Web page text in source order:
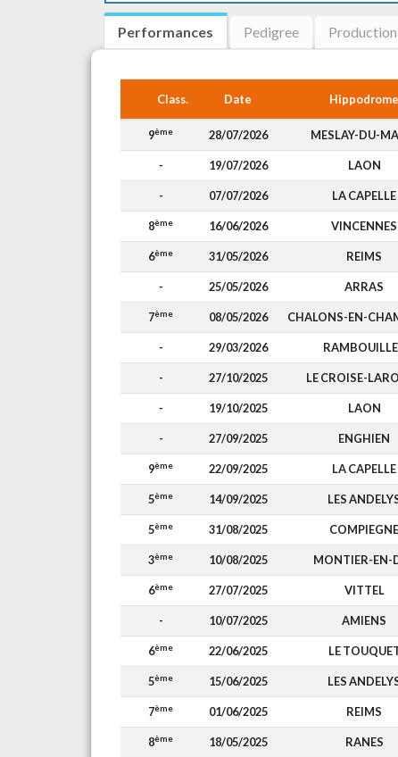
Performances Pedigree Production
Class. Date Hippodrome
9ème 28/07/2026 MESLAY-DU-
- 19/07/2026 LAON
- 07/07/2026 LA CAPELLE
8ème 16/06/2026 VINCENNES
6ème 31/05/2026 REIMS
- 25/05/2026 ARRAS
7ème 08/05/2026 CHALONS-EN-
- 29/03/2026
- 27/10/2025 LE CROISE-
- 19/10/2025 LAON
- 27/09/2025 ENGHIEN
9ème 22/09/2025 LA CAPELLE
5ème 14/09/2025 LES
5ème 31/08/2025 COMPIEGNE
3ème 10/08/2025 MONTIER-EN-
6ème 27/07/2025 VITTEL
- 10/07/2025 AMIENS
6ème 22/06/2025 LE
5ème 15/06/2025 LES
7ème 01/06/2025 REIMS
8ème 18/05/2025 RANES